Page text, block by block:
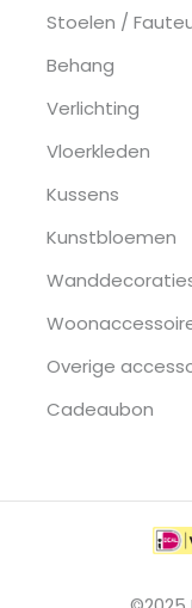
Stoelen /
Behang
Verlichting
Vloerkleden
Kussens
Kunstbloemen
Overige
Cadeaubon